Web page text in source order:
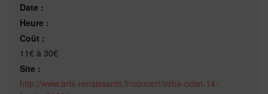
Date :
Heure :
Coût :
11€ à 30€
Site :
http://www.arts-renaissants.fr/concert/sirba-octet-14-